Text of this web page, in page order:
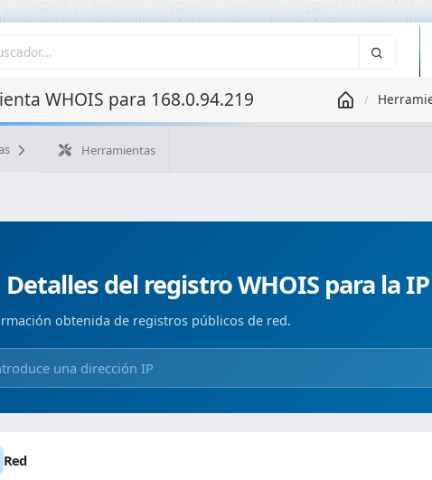
WHOIS para 168.0.94.219
Herramientas
Detalles del registro WHOIS para la
obtenida de registros públicos de red.
Red